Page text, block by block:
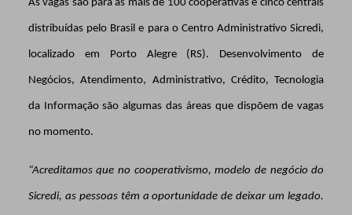
As vagas são para as mais de 100 cooperativas e cinco centrais
distribuídas pelo Brasil e para o Centro Administrativo Sicredi,
localizado em Porto Alegre (RS). Desenvolvimento de
Negócios, Atendimento, Administrativo, Crédito, Tecnologia
da Informação são algumas das áreas que dispõem de vagas
no momento.
“Acreditamos que no cooperativismo, modelo de negócio do
Sicredi, as pessoas têm a oportunidade de deixar um legado.